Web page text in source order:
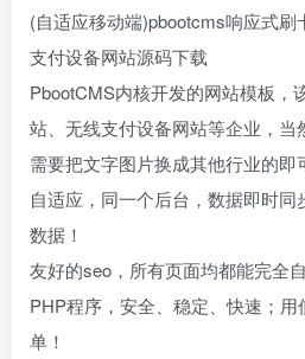
(自适应移动端)pbootcms响应式
支付设备网站源码下载
PbootCMS内核开发的网站模板，
站、无线支付设备网站等企业，当
需要把文字图片换成其他行业的即
自适应，同一个后台，数据即时
数据！
友好的seo，所有页面均都能完全
PHP程序，安全、稳定、快速；
单！